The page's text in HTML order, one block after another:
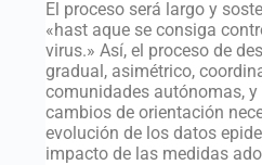
El proceso será largo y
«hast aque se consiga
virus.» Así, el proceso de
gradual, asimétrico,
comunidades autónomas,
cambios de orientación
evolución de los datos
impacto de las medidas